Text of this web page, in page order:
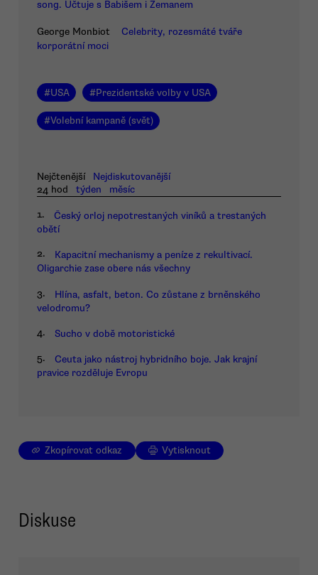
song. Účtuje s Babišem i Zemanem
George Monbiot
Celebrity, rozesmáté tváře
korporátní moci
#USA #Prezidentské volby v USA
#Volební kampaně (svět)
Nejčtenější
Nejdiskutovanější
24 hod
týden měsíc
1.
Český orloj nepotrestaných viníků a trestaných
obětí
2.
Kapacitní mechanismy a peníze z rekultivací.
Oligarchie zase obere nás všechny
3.
Hlína, asfalt, beton. Co zůstane z brněnského
velodromu?
4. Sucho v době motoristické
5.
Ceuta jako nástroj hybridního boje. Jak krajní
pravice rozděluje Evropu
Zkopírovat odkaz Vytisknout
Diskuse